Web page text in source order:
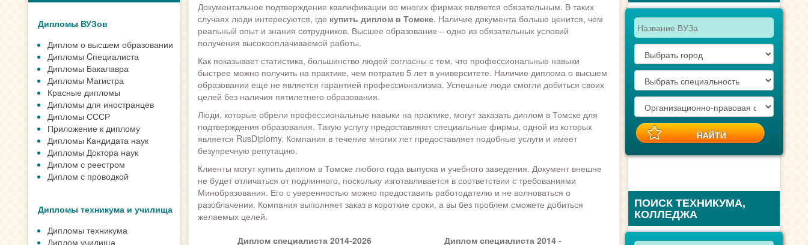
Дипломы ВУЗов
Диплом о высшем образовании
Дипломы Cпециалиста
Дипломы Бакалавра
Дипломы Магистра
Красные дипломы
Дипломы для иностранцев
Дипломы СССР
Приложение к диплому
Дипломы Кандидата наук
Дипломы Доктора наук
Диплом с реестром
Диплом с проводкой
Дипломы техникума и училища
Дипломы техникума
Диплом училища
Документальное подтверждение квалификации во многих фирмах является обязательным. В таких
случаях люди интересуются, где купить диплом в Томске. Наличие документа больше ценится, чем
реальный опыт и знания сотрудников. Высшее образование – одно из обязательных условий
получения высокооплачиваемой работы.
Как показывает статистика, большинство людей согласны с тем, что профессиональные навыки
быстрее можно получить на практике, чем потратив 5 лет в университете. Наличие диплома о высшем
образовании еще не является гарантией профессионализма. Успешные люди смогли добиться своих
целей без наличия пятилетнего образования.
Люди, которые обрели профессиональные навыки на практике, могут заказать диплом в Томске для
подтверждения образования. Такую услугу предоставляют специальные фирмы, одной из которых
является RusDiplomy. Компания в течение многих лет предоставляет подобные услуги и имеет
безупречную репутацию.
Клиенты могут купить диплом в Томске любого года выпуска и учебного заведения. Документ внешне
не будет отличаться от подлинного, поскольку изготавливается в соответствии с требованиями
Минобразования. Его с уверенностью можно предоставить работодателю и не волноваться о
разоблачении. Компания выполняет заказ в короткие сроки, а вы без проблем сможете добиться
желаемых целей.
Диплом специалиста 2014-2026
Диплом специалиста 2014 -
ПОИСК ТЕХНИКУМА,
КОЛЛЕДЖА